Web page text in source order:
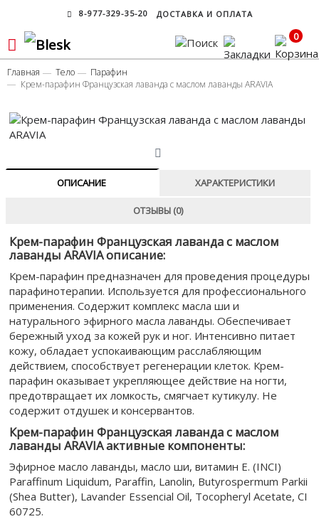
8-977-329-35-20 ДОСТАВКА И ОПЛАТА
0
Главная Тело
Парафин
Крем-парафин Французская лаванда с маслом лаванды ARAVIA
ОПИСАНИЕ ХАРАКТЕРИСТИКИ
ОТЗЫВЫ (0)
Крем-парафин Французская лаванда с маслом
лаванды ARAVIA описание:
Крем-парафин предназначен для проведения процедуры
парафинотерапии. Используется для профессионального
применения. Содержит комплекс масла ши и
натурального эфирного масла лаванды. Обеспечивает
бережный уход за кожей рук и ног. Интенсивно питает
кожу, обладает успокаивающим расслабляющим
действием, способствует регенерации клеток. Крем-
парафин оказывает укрепляющее действие на ногти,
предотвращает их ломкость, смягчает кутикулу. Не
содержит отдушек и консервантов.
Крем-парафин Французская лаванда с маслом
лаванды ARAVIA активные компоненты:
Эфирное масло лаванды, масло ши, витамин Е. (INCI)
Paraffinum Liquidum, Paraffin, Lanolin, Butyrospermum Parkii
(Shea Butter), Lavander Essencial Oil, Tocopheryl Acetate, CI
60725.